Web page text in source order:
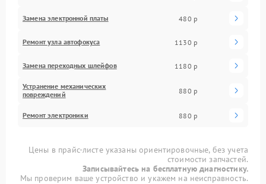
Замена электронной платы 480 р
Ремонт узла автофокуса 1130 р
Замена переходных шлейфов 1180 р
Устранение механических
повреждений
880 р
Ремонт электроники 880 р
Цены в прайс-листе указаны ориентировочные, без учета
стоимости запчастей.
Записывайтесь на бесплатную диагностику.
Мы проверим ваше устройство и укажем на неисправность.